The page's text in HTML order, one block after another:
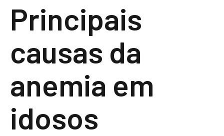
Principais
causas da
anemia em
idosos